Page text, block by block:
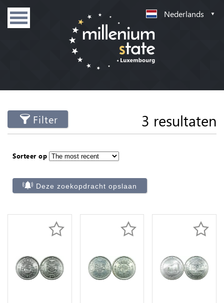
Nederlands
Filter 3 resultaten
Sorteer op
Deze zoekopdracht opslaan